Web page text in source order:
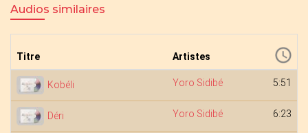
Audios similaires
Titre Artistes
Kobéli Yoro Sidibé 5:51
Déri Yoro Sidibé 6:23